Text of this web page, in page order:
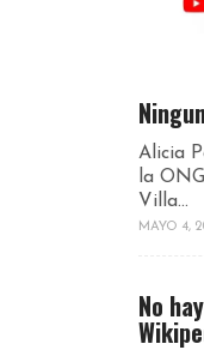
Alicia
la
Villa...
MAYO 4,
No